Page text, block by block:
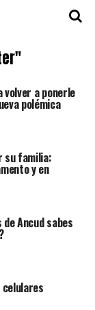
volver a ponerle
polémica
su familia:
y en
Ancud sabes
celulares